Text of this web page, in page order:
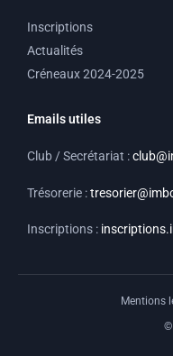
Inscriptions
Actualités
Créneaux 2024-2025
Emails utiles
Club / Secrétariat :
Trésorerie :
Inscriptions :
Mentions
©